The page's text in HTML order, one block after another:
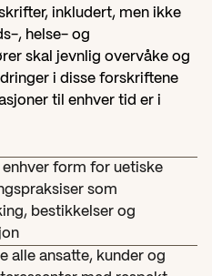
inkludert, men ikke
, helse- og
skal jevnlig overvåke og
i disse forskriftene
til enhver tid er i
enhver form for uetiske
som
bestikkelser og
alle ansatte, kunder og